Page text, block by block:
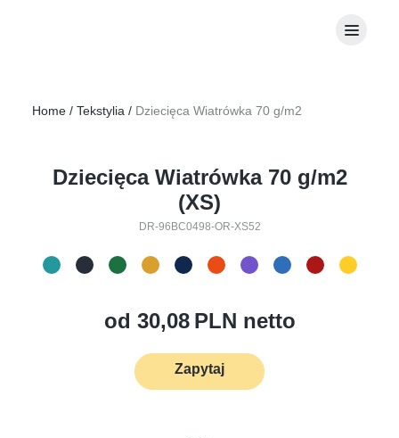
Home / Tekstylia / Dziecięca Wiatrówka 70 g/m2
Dziecięca Wiatrówka 70 g/m2
(XS)
DR-96BC0498-OR-XS52
od 30,08 PLN netto
Zapytaj